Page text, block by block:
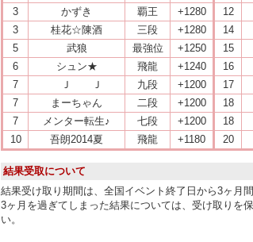
3
かずき 覇王
+1280
3
桂花☆陳酒 三段
+1280
5
武狼 最強位
+1250
6
シュン★ 飛龍
+1240
7
Ｊ Ｊ 九段
+1200
7
まーちゃん 二段
+1200
7
メンター転生♪ 七段
+1200
10
吾朗2014夏 飛龍 +1180
12
14
15
16
17
18
18
20
結果受取について
結果受け取り期間は、全国イベント終了日から3ヶ月間
3ヶ月を過ぎてしまった結果については、受け取りを
い。